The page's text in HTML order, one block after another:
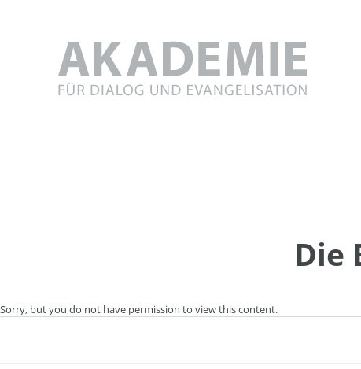
Die
Sorry, but you do not have permission to view this content.